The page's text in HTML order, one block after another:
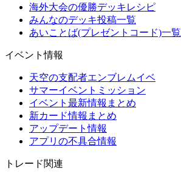
海外大会の優勝デッキレシピ
みんなのデッキ投稿一覧
あいことば(プレゼントコード)一覧
イベント情報
天空の支配者エンブレムイベ
サマーイベントミッション
イベント最新情報まとめ
新カード情報まとめ
アップデート情報
アプリの不具合情報
トレード関連